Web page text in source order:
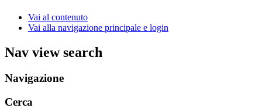
Vai al contenuto
Vai alla navigazione principale e login
Nav view search
Navigazione
Cerca